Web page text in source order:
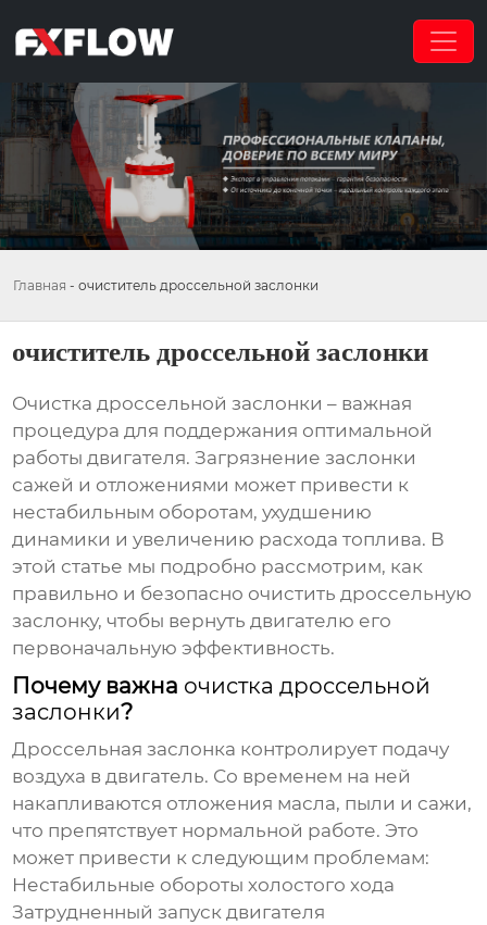
Главная - очиститель дроссельной заслонки
очиститель дроссельной заслонки
Очистка дроссельной заслонки – важная
процедура для поддержания оптимальной
работы двигателя. Загрязнение заслонки
сажей и отложениями может привести к
нестабильным оборотам, ухудшению
динамики и увеличению расхода топлива. В
этой статье мы подробно рассмотрим, как
правильно и безопасно очиститьдроссельную
заслонку, чтобы вернуть двигателю его
первоначальную эффективность.
Почему важна очистка дроссельной
заслонки?
Дроссельная заслонка контролирует подачу
воздуха в двигатель. Со временем на ней
накапливаются отложения масла, пыли и сажи,
что препятствует нормальной работе. Это
может привести к следующим проблемам:
Нестабильные обороты холостого хода
Затрудненный запуск двигателя